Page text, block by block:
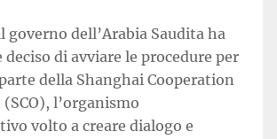
governo dell’Arabia Saudita ha
di avviare le procedure per
della Shanghai Cooperation
l’organismo
volto a creare dialogo e